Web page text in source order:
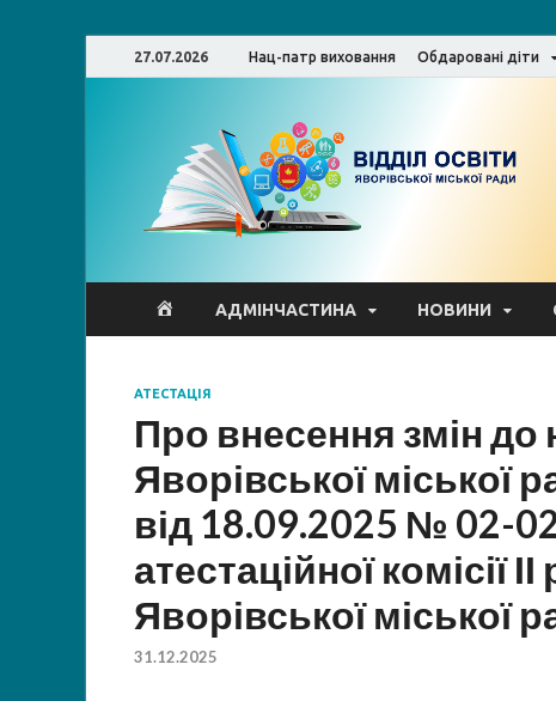
27.07.2026 Нац-патр виховання Обдаровані діти
ЯРДА
АДМІНЧАСТИНА НОВИНИ
АТЕСТАЦІЯ
Про внесення змін до
Яворівської міської
від 18.09.2025 № 02-
атестаційної комісії
Яворівської міської
31.12.2025